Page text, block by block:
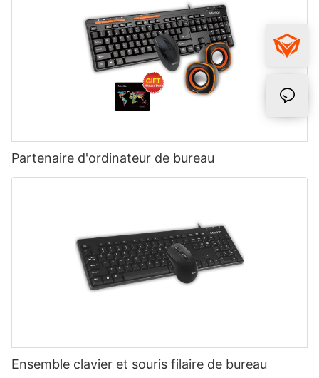
Partenaire d'ordinateur de bureau
Ensemble clavier et souris filaire de bureau